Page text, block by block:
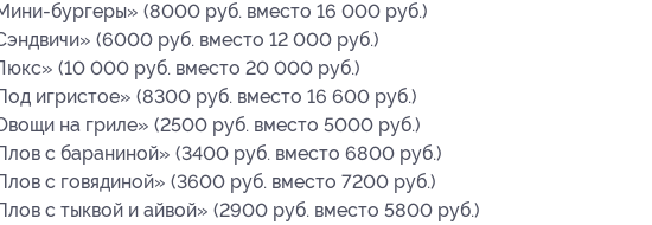
бургеры» (8000 руб. вместо 16 000 руб.)
(6000 руб. вместо 12 000 руб.)
(10 000 руб. вместо 20 000 руб.)
игристое» (8300 руб. вместо 16 600 руб.)
на гриле» (2500 руб. вместо 5000 руб.)
с бараниной» (3400 руб. вместо 6800 руб.)
с говядиной» (3600 руб. вместо 7200 руб.)
с тыквой и айвой» (2900 руб. вместо 5800 руб.)